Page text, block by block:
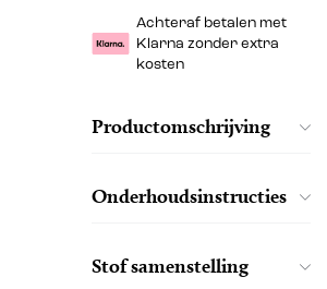
Achteraf betalen met
Klarna zonder extra
kosten
Productomschrijving
Onderhoudsinstructies
Stof samenstelling